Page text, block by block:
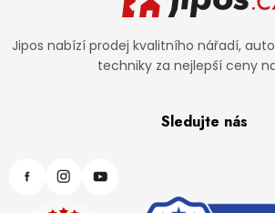
Jipos nabízí prodej kvalitního nářadí,
techniky za nejlepší ceny
Sledujte nás